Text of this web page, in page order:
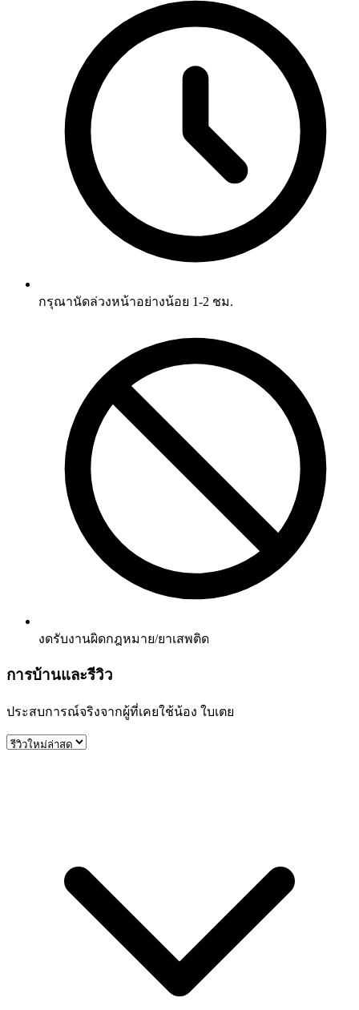
กรุณานัดล่วงหน้าอย่างน้อย 1-2 ชม.
งดรับงานผิดกฎหมาย/ยาเสพติด
การบ้านและรีวิว
ประสบการณ์จริงจากผู้ที่เคยใช้น้อง ใบเตย